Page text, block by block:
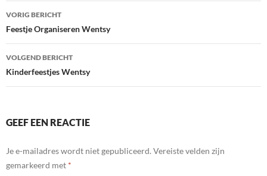
Bericht
navigatie
VORIG BERICHT
Feestje Organiseren Wentsy
VOLGEND BERICHT
Kinderfeestjes Wentsy
GEEF EEN REACTIE
Je e-mailadres wordt niet gepubliceerd. Vereiste velden zijn
gemarkeerd met *